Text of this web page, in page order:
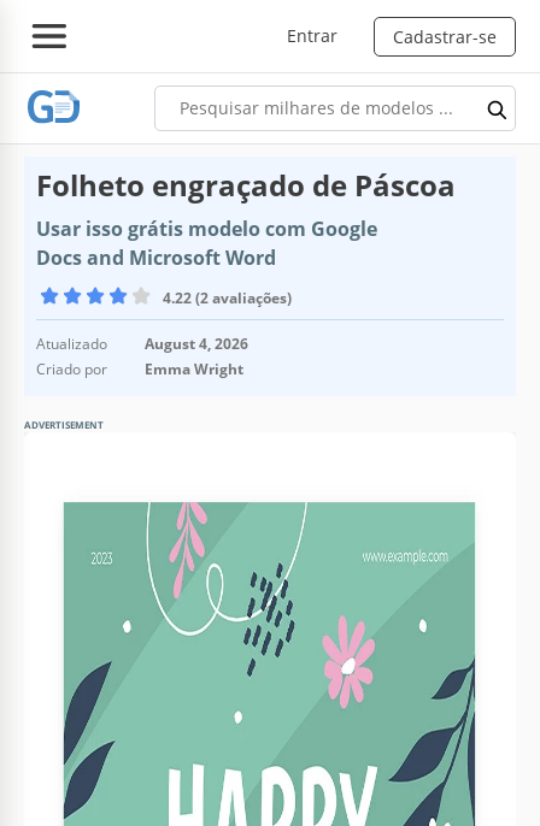
Entrar Cadastrar-se
Folheto engraçado de Páscoa
Usar isso grátis modelo com Google
Docs and Microsoft Word
4.22 (2 avaliações)
Atualizado
August 4, 2026
Criado por
Emma Wright
ADVERTISEMENT